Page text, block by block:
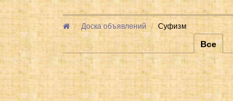
Доска объявлений Суфизм
Все